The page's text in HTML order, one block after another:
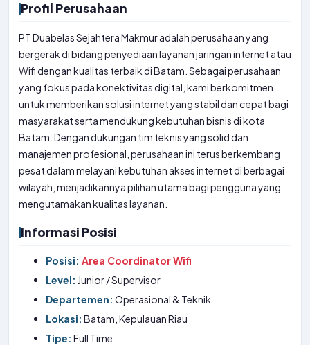
Profil Perusahaan
PT Duabelas Sejahtera Makmur adalah perusahaan yang
bergerak di bidang penyediaan layanan jaringan internet atau
Wifi dengan kualitas terbaik di Batam. Sebagai perusahaan
yang fokus pada konektivitas digital, kami berkomitmen
untuk memberikan solusi internet yang stabil dan cepat bagi
masyarakat serta mendukung kebutuhan bisnis di kota
Batam. Dengan dukungan tim teknis yang solid dan
manajemen profesional, perusahaan ini terus berkembang
pesat dalam melayani kebutuhan akses internet di berbagai
wilayah, menjadikannya pilihan utama bagi pengguna yang
mengutamakan kualitas layanan.
Informasi Posisi
Posisi:Area Coordinator Wifi
Level: Junior / Supervisor
Departemen: Operasional & Teknik
Lokasi: Batam, Kepulauan Riau
Tipe: Full Time